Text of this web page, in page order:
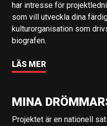
har intresse för
som vill utveckla dina
kulturorganisation som
biografen.
LÄS MER
MINA
Projektet är en nationell